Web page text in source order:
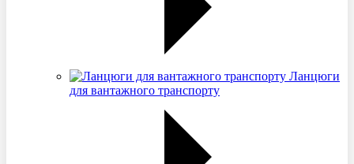
Ланцюги
для вантажного транспорту